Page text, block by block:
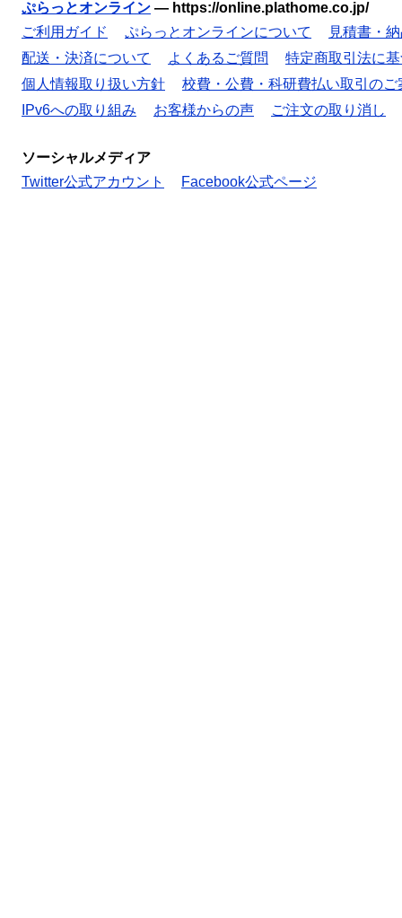
ぷらっとオンライン — https://online.plathome.co.jp/
ご利用ガイド
ぷらっとオンラインについて
見積書・
配送・決済について
よくあるご質問
特定商取引法に
個人情報取り扱い方針
校費・公費・科研費払い取引のご
IPv6への取り組み
お客様からの声 ご注文の取り消し
ソーシャルメディア
Twitter公式アカウント
Facebook公式ページ